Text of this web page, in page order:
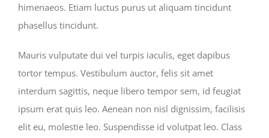
himenaeos. Etiam luctus purus ut aliquam tincidunt
phasellus tincidunt.
Mauris vulputate dui vel turpis iaculis, eget dapibus
tortor tempus. Vestibulum auctor, felis sit amet
interdum sagittis, neque libero tempor sem, id feugiat
ipsum erat quis leo. Aenean non nisl dignissim, facilisis
elit eu, molestie leo. Suspendisse id volutpat leo. Class